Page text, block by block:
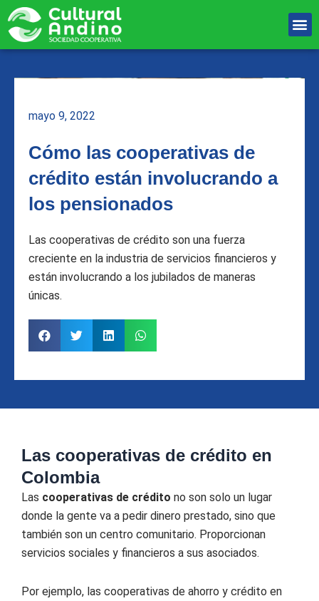
contenido
mayo 9, 2022
Cómo las cooperativas de
crédito están involucrando a
los pensionados
Las cooperativas de crédito son una fuerza
creciente en la industria de servicios financieros y
están involucrando a los jubilados de maneras
únicas.
Las cooperativas de crédito en
Colombia
Las cooperativas de crédito no son solo un lugar
donde la gente va a pedir dinero prestado, sino que
también son un centro comunitario. Proporcionan
servicios sociales y financieros a sus asociados.
Por ejemplo, las cooperativas de ahorro y crédito en